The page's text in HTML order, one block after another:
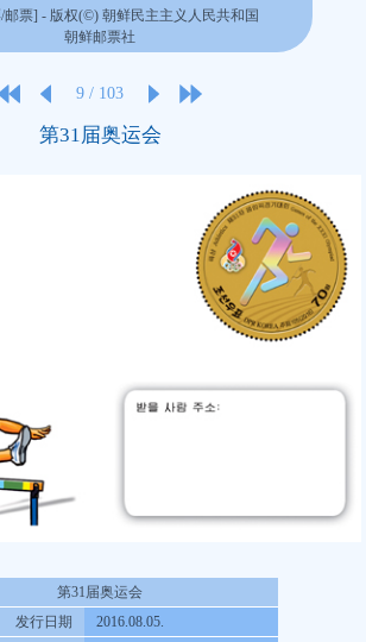
邮票] - 版权(©) 朝鲜民主主义人民共和国
朝鲜邮票社
9 / 103
第31届奥运会
第31届奥运会
发行日期
2016.08.05.